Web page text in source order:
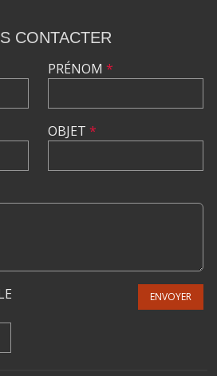
CONTACTER
PRÉNOM *
OBJET *
ENVOYER